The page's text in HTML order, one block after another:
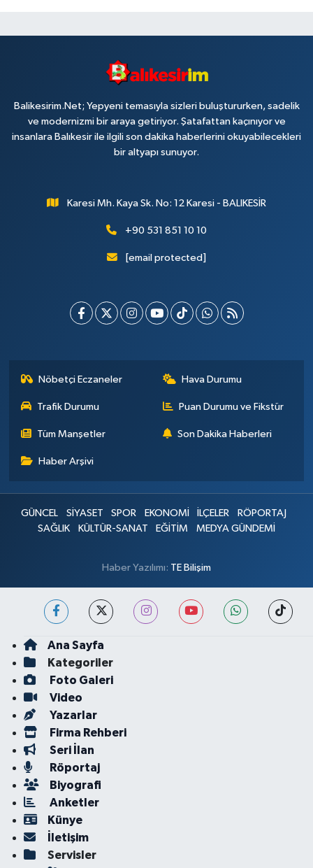
Balikesirim.Net; Yepyeni temasıyla sizleri buluştururken, sadelik
ve modernizmi bir araya getiriyor. Şatafattan kaçınıyor ve
insanlara Balıkesir ile ilgili son dakika haberlerini okuyabilecekleri
bir altyapı sunuyor.
Karesi Mh. Kaya Sk. No: 12 Karesi - BALIKESİR
+90 531 851 10 10
[email protected]
Nöbetçi Eczaneler Hava Durumu
Trafik Durumu Puan Durumu ve Fikstür
Tüm Manşetler Son Dakika Haberleri
Haber Arşivi
GÜNCEL SİYASET SPOR EKONOMİ İLÇELER
RÖPORTAJ
SAĞLIK
KÜLTÜR-SANAT EĞİTİM MEDYA GÜNDEMİ
Haber Yazılımı: TE Bilişim
Ana Sayfa
Kategoriler
Foto Galeri
Video
Yazarlar
Firma Rehberi
Seri İlan
Röportaj
Biyografi
Anketler
Künye
İletişim
Servisler